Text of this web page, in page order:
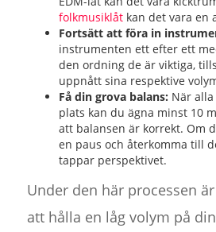
folkmusiklåtkan det vara en
Fortsätt att föra in
instrumenten ett efter ett
den ordning de är viktiga,
uppnått sina respektive
Få din grova balans: När
plats kan du ägna minst 10
att balansen är korrekt. Om
en paus och återkomma till
tappar perspektivet.
Under den här processen
att hålla en låg volym på